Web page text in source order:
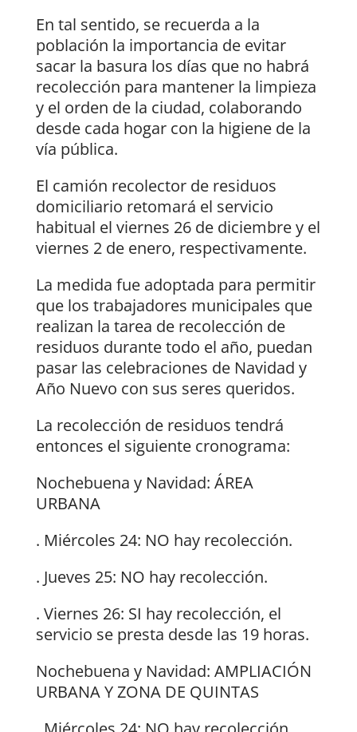
En tal sentido, se recuerda a la
población la importancia de evitar
sacar la basura los días que no habrá
recolección para mantener la limpieza
y el orden de la ciudad, colaborando
desde cada hogar con la higiene de la
vía pública.
El camión recolector de residuos
domiciliario retomará el servicio
habitual el viernes 26 de diciembre y el
viernes 2 de enero, respectivamente.
La medida fue adoptada para permitir
que los trabajadores municipales que
realizan la tarea de recolección de
residuos durante todo el año, puedan
pasar las celebraciones de Navidad y
Año Nuevo con sus seres queridos.
La recolección de residuos tendrá
entonces el siguiente cronograma:
Nochebuena y Navidad: ÁREA
URBANA
. Miércoles 24: NO hay recolección.
. Jueves 25: NO hay recolección.
. Viernes 26: SI hay recolección, el
servicio se presta desde las 19 horas.
Nochebuena y Navidad: AMPLIACIÓN
URBANA Y ZONA DE QUINTAS